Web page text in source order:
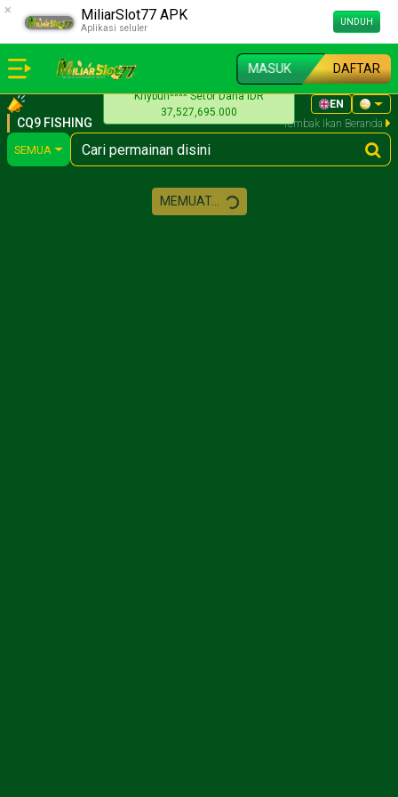
× MiliarSlot77 APK
Aplikasi seluler
UNDUH
MASUK DAFTAR
Khybun**** Setor Dana IDR
37,527,695.000
EN
CQ9 FISHING Tembak Ikan Beranda
SEMUA
MEMUAT...